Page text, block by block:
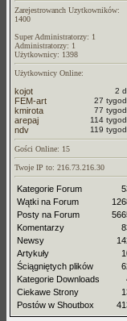
Zarejestrowanch Uzytkowników:
1400
Super Administratorzy: 1
Administratorzy: 1
Użytkownicy: 1398
Użytkownicy Online:
kojot 2
FEM-art 27
kmirota 77
arepaj 114
ndv 119
Gości Online: 15
Twoje IP to: 216.73.216.30
Kategorie Forum
Wątki na Forum
Posty na Forum
Komentarzy
Newsy
Artykuły
Ściągniętych plików
Kategorie Downloads
Ciekawe Strony
Postów w Shoutbox